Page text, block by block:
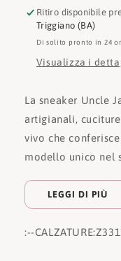
Ritiro disponibile
Triggiano (BA)
Di solito pronto in 24
Visualizza i
La sneaker Uncle
artigianali,
vivo che
modello unico nel
LEGGI DI PIÙ
:--CALZATURE: